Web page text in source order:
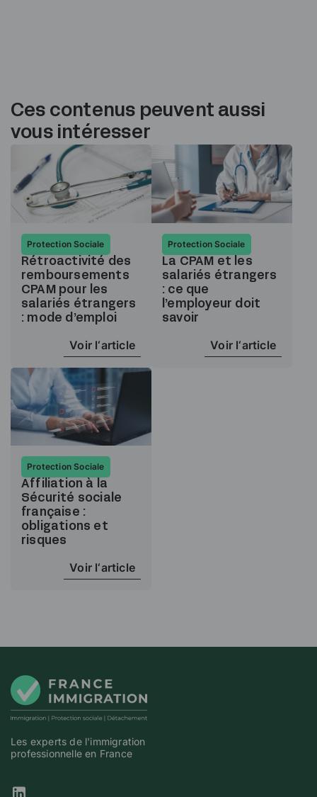
Ces contenus peuvent aussi
vous intéresser
Protection Sociale
Rétroactivité des
remboursements
CPAM pour les
salariés étrangers
: mode d’emploi
Voir l‘article
Protection Sociale
La CPAM et les
salariés étrangers
: ce que
l’employeur doit
savoir
Voir l‘article
Protection Sociale
Affiliation à la
Sécurité sociale
française :
obligations et
risques
Voir l‘article
Les experts de l'immigration
professionnelle en France